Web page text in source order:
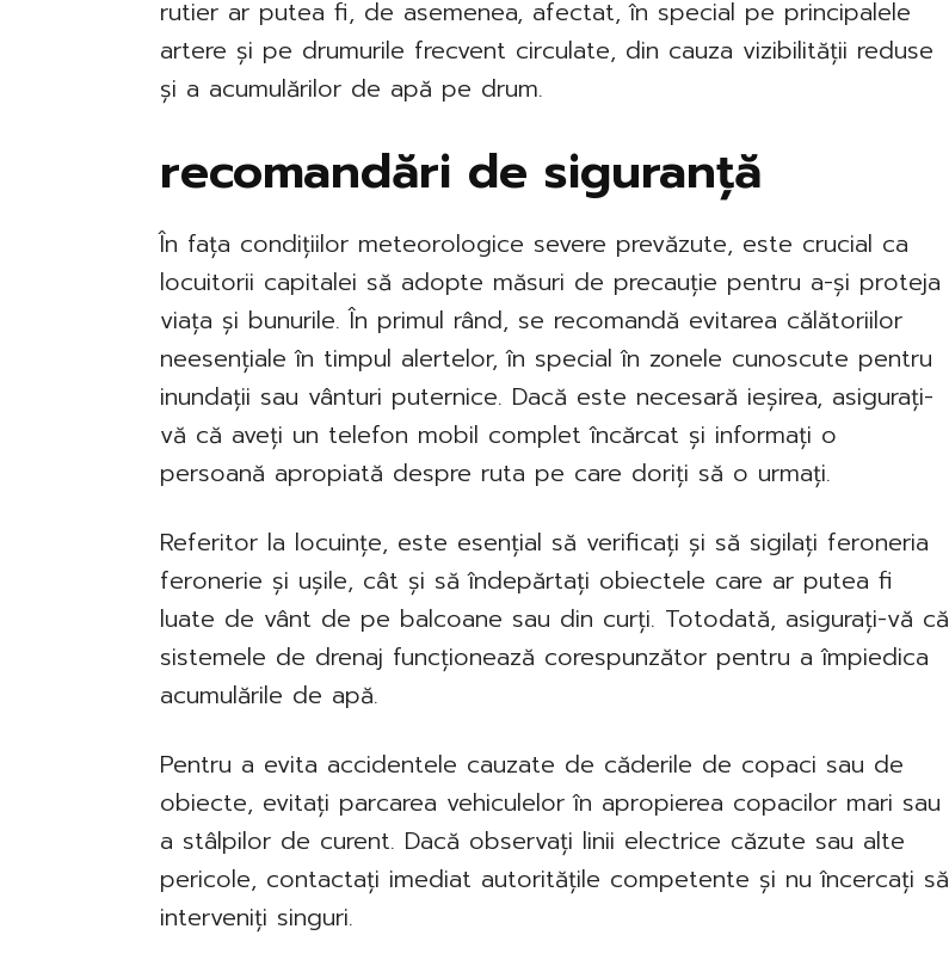
rutier ar putea fi, de asemenea, afectat, în special pe principalele
artere și pe drumurile frecvent circulate, din cauza vizibilității reduse
și a acumulărilor de apă pe drum.
recomandări de siguranță
În fața condițiilor meteorologice severe prevăzute, este crucial ca
locuitorii capitalei să adopte măsuri de precauție pentru a-și proteja
viața și bunurile. În primul rând, se recomandă evitarea călătoriilor
neesențiale în timpul alertelor, în special în zonele cunoscute pentru
inundații sau vânturi puternice. Dacă este necesară ieșirea, asigurați-
vă că aveți un telefon mobil complet încărcat și informați o
persoană apropiată despre ruta pe care doriți să o urmați.
Referitor la locuințe, este esențial să verificați și să sigilați feroneria
feronerie și ușile, cât și să îndepărtați obiectele care ar putea fi
luate de vânt de pe balcoane sau din curți. Totodată, asigurați-vă că
sistemele de drenaj funcționează corespunzător pentru a împiedica
acumulările de apă.
Pentru a evita accidentele cauzate de căderile de copaci sau de
obiecte, evitați parcarea vehiculelor în apropierea copacilor mari sau
a stâlpilor de curent. Dacă observați linii electrice căzute sau alte
pericole, contactați imediat autoritățile competente și nu încercați să
interveniți singuri.